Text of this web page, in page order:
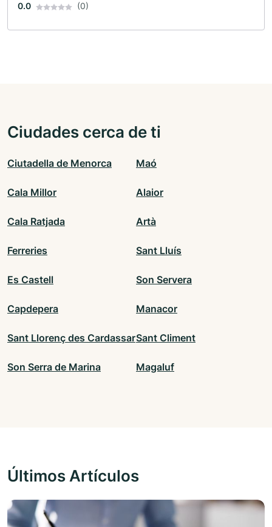
0.0 (0)
Ciudades cerca de ti
Ciutadella de Menorca Maó
Cala Millor Alaior
Cala Ratjada Artà
Ferreries Sant Lluís
Es Castell Son Servera
Capdepera Manacor
Sant Llorenç des CardassarSant Climent
Son Serra de Marina Magaluf
Últimos Artículos